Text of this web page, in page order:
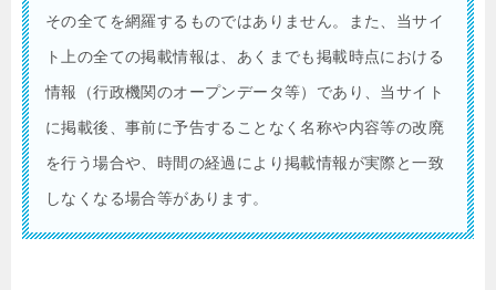
その全てを網羅するものではありません。また、当サイ
ト上の全ての掲載情報は、あくまでも掲載時点における
情報（行政機関のオープンデータ等）であり、当サイト
に掲載後、事前に予告することなく名称や内容等の改廃
を行う場合や、時間の経過により掲載情報が実際と一致
しなくなる場合等があります。